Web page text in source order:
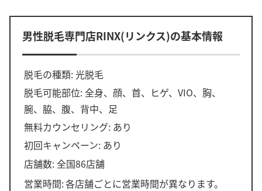
男性脱毛専門店RINX(リンクス)の基本情報
脱毛の種類: 光脱毛
脱毛可能部位: 全身、顔、首、ヒゲ、VIO、胸、
腕、脇、腹、背中、足
無料カウンセリング: あり
初回キャンペーン: あり
店舗数: 全国86店舗
営業時間:各店舗ごとに営業時間が異なります。